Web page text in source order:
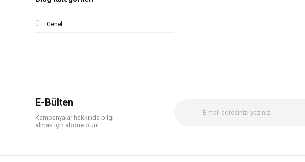
Genel
E-Bülten
Kampanyalar hakkında bilgi
almak için abone olun!